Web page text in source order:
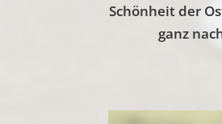
Schönheit der
ganz